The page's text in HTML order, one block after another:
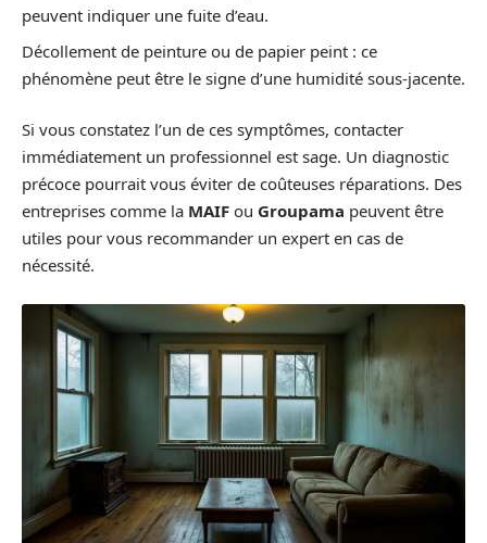
peuvent indiquer une fuite d’eau.
Décollement de peinture ou de papier peint : ce
phénomène peut être le signe d’une humidité sous-jacente.
Si vous constatez l’un de ces symptômes, contacter
immédiatement un professionnel est sage. Un diagnostic
précoce pourrait vous éviter de coûteuses réparations. Des
entreprises comme la MAIF ou Groupama peuvent être
utiles pour vous recommander un expert en cas de
nécessité.